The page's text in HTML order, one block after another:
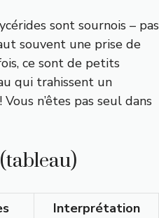
sont sournois – pas
souvent une prise de
ce sont de petits
qui trahissent un
n’êtes pas seul dans
Interprétation